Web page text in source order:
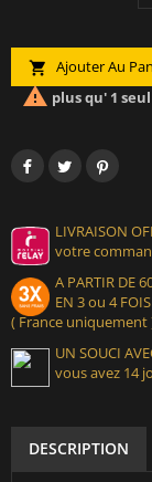
 Ajouter Au
 plus qu' 1
LIVRAISON
votre
A PARTIR DE
EN 3 ou 4
( France uniquement
UN SOUCI
vous avez 14
DESCRIPTION